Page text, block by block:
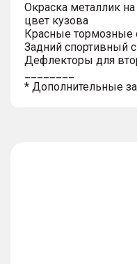
Окраска металлик
цвет кузова
Красные тормозные
Задний спортивный
Дефлекторы для
* Дополнительные